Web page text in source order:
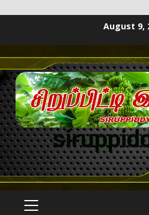
August 9,